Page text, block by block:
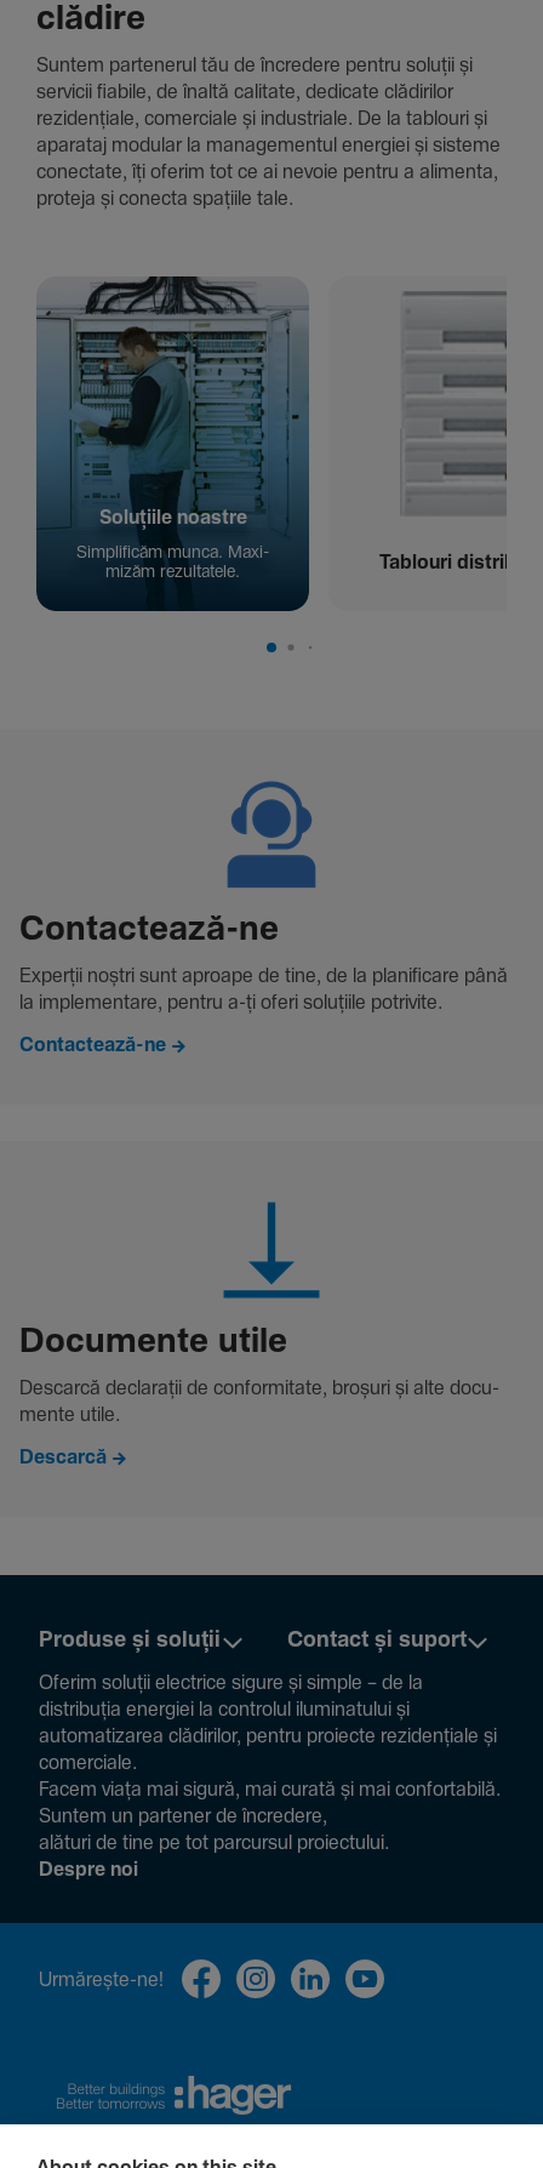
clădire
Suntem parte­nerul tău de încre­dere pentru soluții și
servicii fiabile, de înaltă cali­tate, dedi­cate clădi­rilor
rezi­den­țiale, comer­ciale și indus­triale. De la tablouri și
aparataj modular la managementul energiei și sisteme
conec­tate, îți oferim tot ce ai nevoie pentru a alimenta,
proteja și conecta spațiile tale.
Solu­țiile noastre
Simpli­ficăm munca. Maxi­
mizăm rezul­ta­tele.
Tablouri
Contac­tează-ne
Experții noștri sunt aproape de tine, de la plani­fi­care până
la imple­men­tare, pentru a-ți oferi solu­țiile potri­vite.
Contactează-ne
Docu­mente utile
Descarcă decla­rații de conformitate, broșuri și alte docu­
mente utile.
Descarcă
Produse și soluții Contact și suport
Oferim soluții electrice sigure și simple – de la
distribuția energiei la controlul ilumi­na­tului și
auto­ma­ti­zarea clădi­rilor, pentru proiecte rezi­den­țiale și
comer­ciale.
Facem viața mai sigură, mai curată și mai confor­ta­bilă.
Suntem un partener de încre­dere,
alături de tine pe tot parcursul proiec­tului.
Despre noi
Urmă­rește-ne!